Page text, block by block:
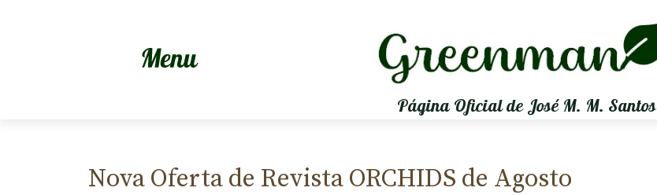
Página Oficial de José M. M. Santos
Nova Oferta de Revista ORCHIDS de Agosto